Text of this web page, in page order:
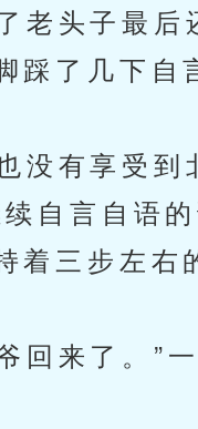
头子最后
踩了几下自
有享受到
自言自语
着三步左右
来了。”一